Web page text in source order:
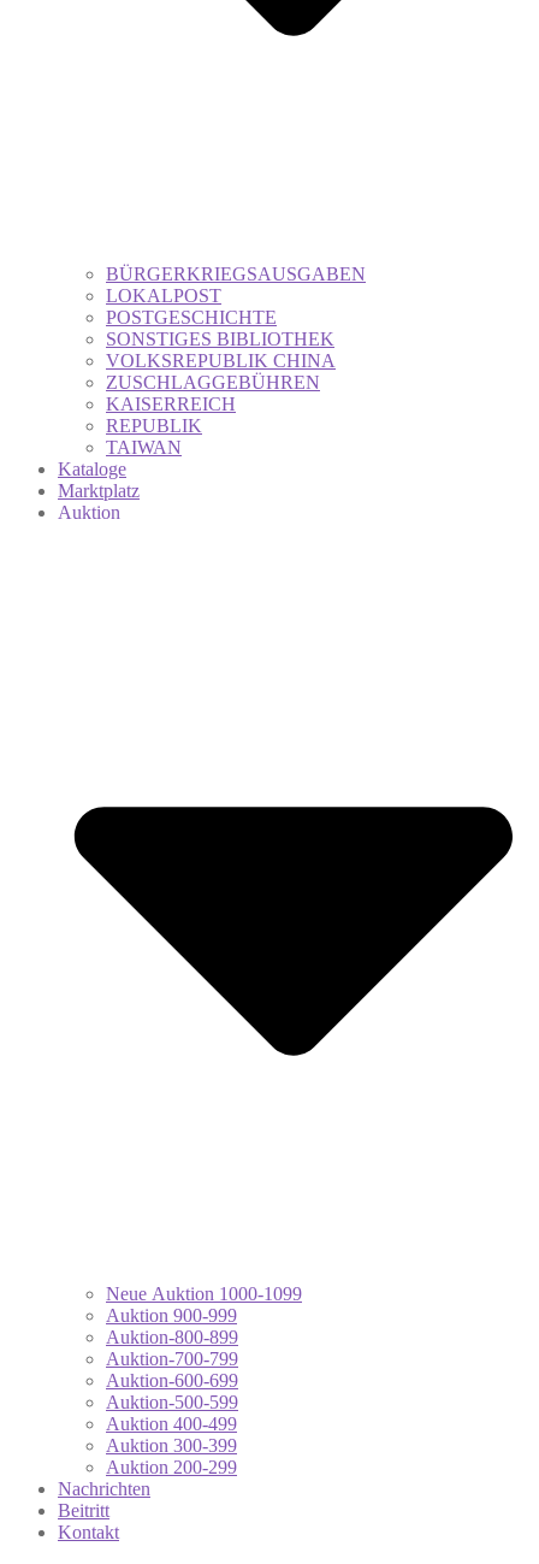
BÜRGERKRIEGSAUSGABEN
LOKALPOST
POSTGESCHICHTE
SONSTIGES BIBLIOTHEK
VOLKSREPUBLIK CHINA
ZUSCHLAGGEBÜHREN
KAISERREICH
REPUBLIK
TAIWAN
Kataloge
Marktplatz
Auktion
Neue Auktion 1000-1099
Auktion 900-999
Auktion-800-899
Auktion-700-799
Auktion-600-699
Auktion-500-599
Auktion 400-499
Auktion 300-399
Auktion 200-299
Nachrichten
Beitritt
Kontakt